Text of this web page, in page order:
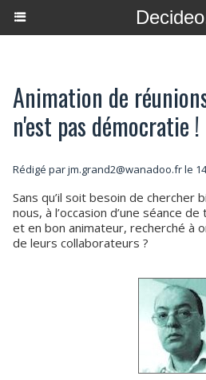
Animation de
n'est pas démocratie !
Rédigé par jm.grand2@wanadoo.fr le
Sans qu’il soit besoin de chercher
nous, à l’occasion d’une séance
et en bon animateur, recherché à
de leurs collaborateurs ?